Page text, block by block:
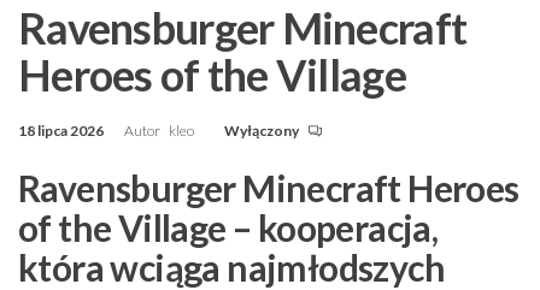
Ravensburger Minecraft
Heroes of the Village
18 lipca 2026 Autor kleo Wyłączony
Ravensburger Minecraft Heroes
of the Village – kooperacja,
która wciąga najmłodszych